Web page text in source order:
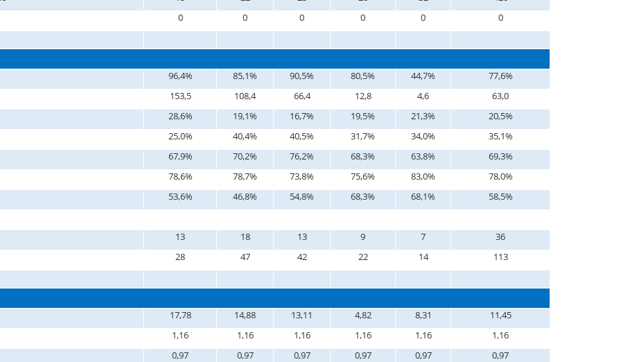
0
0 0 0 0 0
96,4% 85,1% 90,5% 80,5% 44,7%
77,6%
153,5
108,4 66,4 12,8 4,6
63,0
28,6%
19,1% 16,7% 19,5% 21,3%
20,5%
25,0%
40,4% 40,5% 31,7% 34,0%
35,1%
67,9%
70,2% 76,2% 68,3% 63,8%
69,3%
78,6%
78,7% 73,8% 75,6% 83,0%
78,0%
53,6%
46,8% 54,8% 68,3% 68,1% 58,5%
13 18 13 9 7
36
28
47 42 22 14 113
17,78 14,88 13,11 4,82 8,31
11,45
1,16
1,16 1,16 1,16 1,16
1,16
0,97
0,97 0,97 0,97 0,97
0,97